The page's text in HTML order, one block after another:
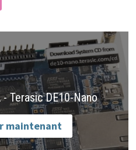
- Terasic DE10-Nano
maintenant